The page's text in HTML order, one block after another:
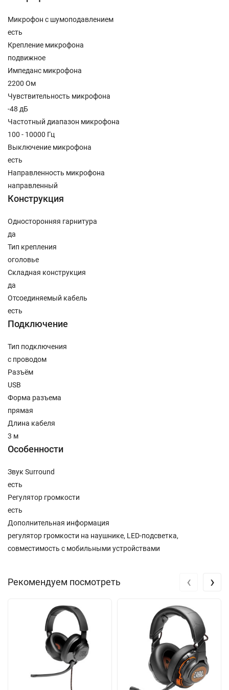
Микрофон с шумоподавлением
есть
Крепление микрофона
подвижное
Импеданс микрофона
2200 Ом
Чувствительность микрофона
-48 дБ
Частотный диапазон микрофона
100 - 10000 Гц
Выключение микрофона
есть
Направленность микрофона
направленный
Конструкция
Односторонняя гарнитура
да
Тип крепления
оголовье
Складная конструкция
да
Отсоединяемый кабель
есть
Подключение
Тип подключения
с проводом
Разъём
USB
Форма разъема
прямая
Длина кабеля
3 м
Особенности
Звук Surround
есть
Регулятор громкости
есть
Дополнительная информация
регулятор громкости на наушнике, LED-подсветка,
совместимость с мобильными устройствами
Рекомендуем посмотреть ‹ ›